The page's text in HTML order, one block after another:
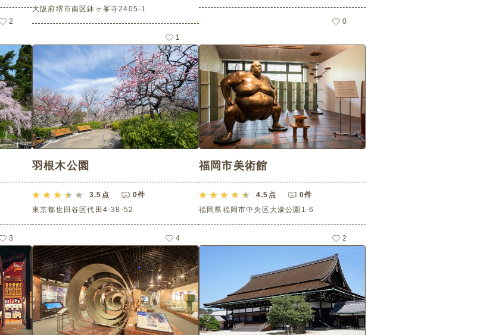
2
大阪府堺市南区鉢ヶ峯寺2405-1
1
0
3
羽根木公園
3.5 点
0件
東京都世田谷区代田4-38-52
4
福岡市美術館
4.5 点
0件
福岡県福岡市中央区大濠公園1-6
2